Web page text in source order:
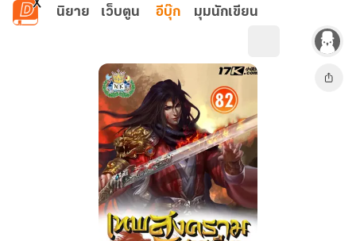
ข้ามไปยังเนื้อหาหลัก
นิยาย เว็บตูน อีบุ๊ก มุมนักเขียน